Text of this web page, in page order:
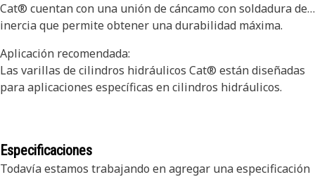
Cat® cuentan con una unión de cáncamo con soldadura de
inercia que permite obtener una durabilidad máxima.
Aplicación recomendada:
Las varillas de cilindros hidráulicos Cat® están diseñadas
para aplicaciones específicas en cilindros hidráulicos.
Especificaciones
Todavía estamos trabajando en agregar una especificación